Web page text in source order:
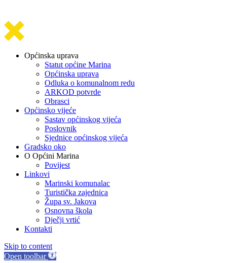
Općinska uprava
Statut općine Marina
Općinska uprava
Odluka o komunalnom redu
ARKOD potvrde
Obrasci
Općinsko vijeće
Sastav općinskog vijeća
Poslovnik
Sjednice općinskog vijeća
Gradsko oko
O Općini Marina
Povijest
Linkovi
Marinski komunalac
Turistička zajednica
Župa sv. Jakova
Osnovna škola
Dječji vrtić
Kontakti
Skip to content
Open toolbar